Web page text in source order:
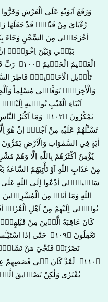
وَرَفَعَ اَبَوَيْهِ عَلَى الْعَرْشِ
رُءْيَايَ مِنْ قَبْلُۘ قَدْ
اَخْرَجَن۪ي مِنَ السِّجْنِ وَجَٓاءَ
بَيْن۪ي وَبَيْنَ اِخْوَت۪يۜ
الْعَل۪يمُ
تَأْو۪يلِ الْاَحَاد۪يثِۚ فَاطِرَ
اَنْبَٓاءِ الْغَيْبِ نُوح۪يهِ اِلَيْكَۚ
سَب۪يل۪ٓي اَدْعُٓوا اِلَى اللّٰهِ
نُوح۪ٓي اِلَيْهِمْ مِنْ اَهْلِ الْقُرٰىۜ
كَانَ عَاقِبَةُ الَّذ۪ينَ مِنْ قَبْلِهِمْۜ
تَعْقِلُونَ ﴿١٠٩﴾ حَتّٰٓى
نَصْرُنَاۙ فَنُجِّيَ مَنْ نَشَٓاءُۜ
﴿١١٠﴾ لَقَدْ كَانَ ف۪ي قَصَصِهِمْ
يُفْتَرٰى وَلٰكِنْ تَصْد۪يقَ